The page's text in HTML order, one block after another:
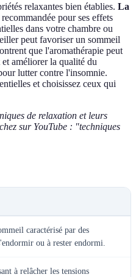
relaxantes bien établies. La
pour ses effets
dans votre chambre ou
peut favoriser un sommeil
que l'aromathérapie peut
améliorer la qualité du
lutter contre l'insomnie.
et choisissez ceux qui
de relaxation et leurs
sur YouTube : "techniques
caractérisé par des
ou à rester endormi.
à relâcher les tensions